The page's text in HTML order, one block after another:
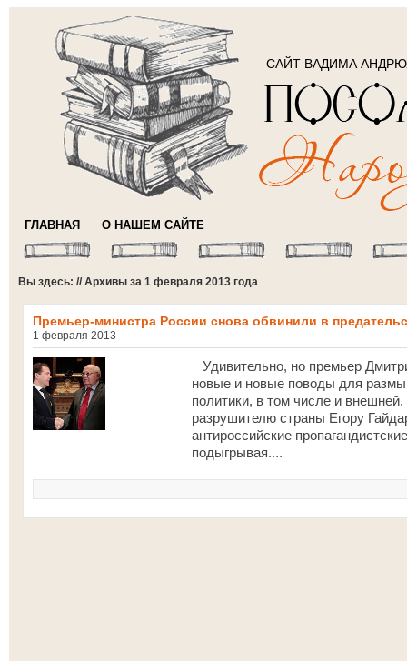
САЙТ ВАДИМА
ГЛАВНАЯ О НАШЕМ САЙТЕ
Вы здесь: // Архивы за 1 февраля 2013 года
Премьер-министра России снова обвинили в
1 февраля 2013
Удивительно, но премьер
новые и новые поводы для
политики, в том числе и
разрушителю страны Егору
антироссийские
подыгрывая....